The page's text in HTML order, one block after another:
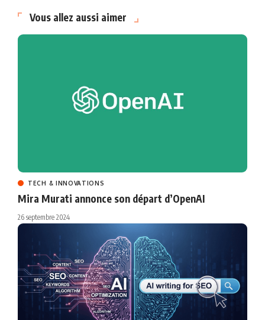
Vous allez aussi aimer
TECH & INNOVATIONS
Mira Murati annonce son départ d’OpenAI
26 septembre 2024